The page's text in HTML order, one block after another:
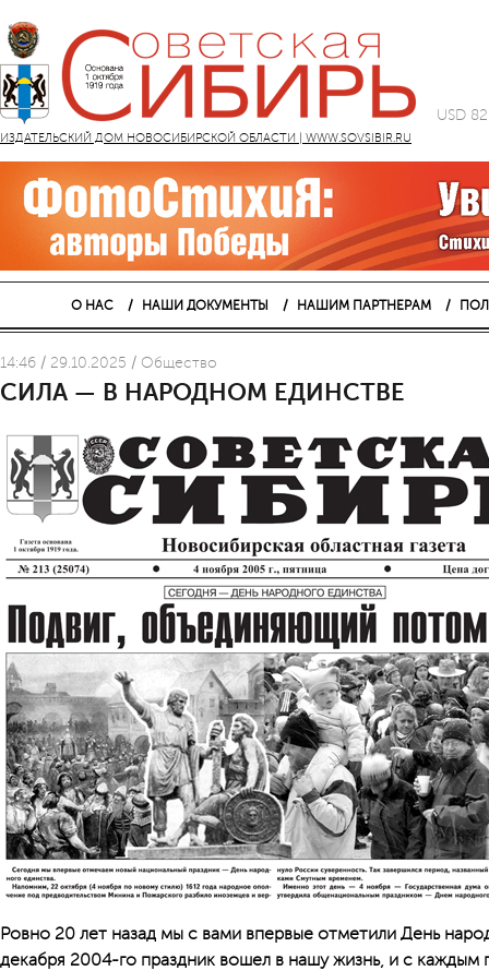
ИЗДАТЕЛЬСКИЙ ДОМ НОВОСИБИРСКОЙ ОБЛАСТИ | WWW.SOVSIBIR.RU
USD
О НАС НАШИ ДОКУМЕНТЫ НАШИМ ПАРТНЕРАМ
14:46 / 29.10.2025 / Общество
СИЛА — В НАРОДНОМ ЕДИНСТВЕ
Ровно 20 лет назад мы с вами впервые отметили День
декабря 2004-го праздник вошел в нашу жизнь, и с каждым